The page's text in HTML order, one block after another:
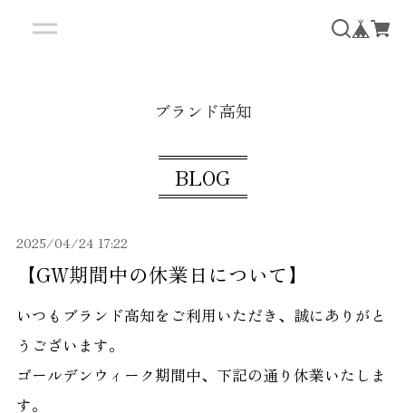
ブランド高知
BLOG
【GW期間中の休業日について】
2025/04/24 17:22
いつもブランド高知をご利用いただき、誠にありがと
うございます。
ゴールデンウィーク期間中、下記の通り休業いたしま
す。